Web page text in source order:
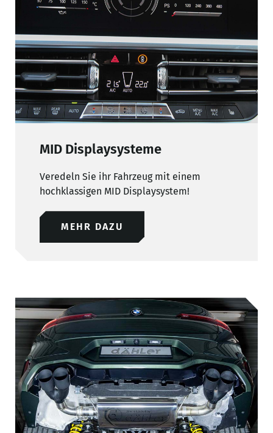
MID Displaysysteme
Veredeln Sie ihr Fahrzeug mit einem
hochklassigen MID Displaysystem!
MEHR DAZU